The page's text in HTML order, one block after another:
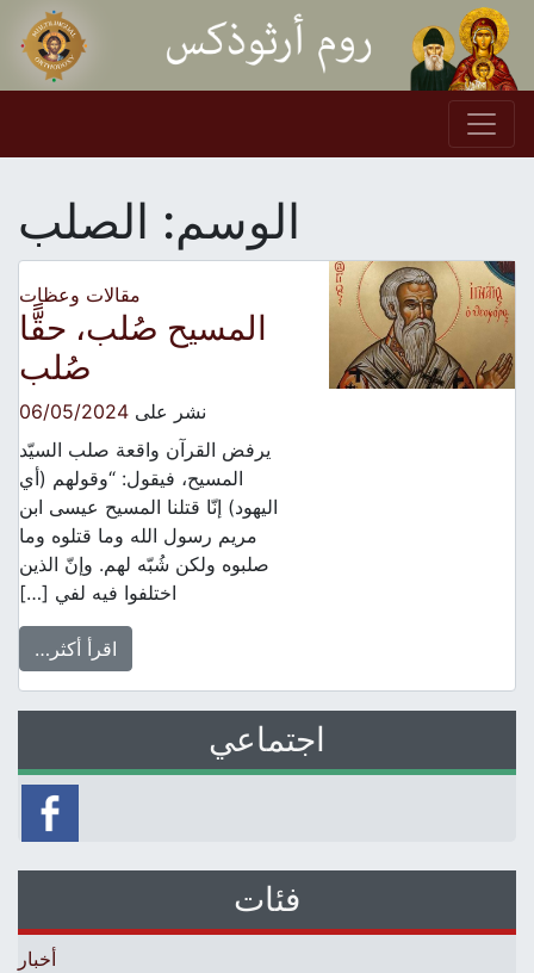
Skip to content
Main Navigation
الوسم:الصلب
مقالات وعظات
المسيح صُلب، حقًّا
صُلب
نشر على06/05/2024
يرفض القرآن واقعة صلب السيّد
المسيح، فيقول: “وقولهم (أي
اليهود) إنّا قتلنا المسيح عيسى ابن
مريم رسول الله وما قتلوه وما
صلبوه ولكن شُبّه لهم. وإنّ الذين
اختلفوا فيه لفي […]
اقرأ أكثر…
اجتماعي
فئات
أخبار